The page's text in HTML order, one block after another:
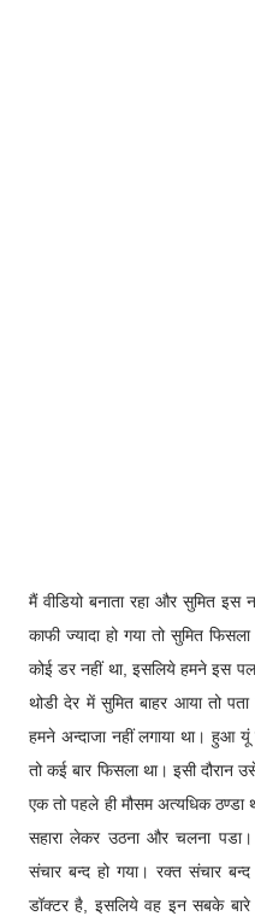
मैं वीडियो बनाता रहा और सुमित
काफी ज्यादा हो गया तो सुमित
कोई डर नहीं था, इसलिये हमने इस
थोडी देर में सुमित बाहर आया तो
हमने अन्दाजा नहीं लगाया था। हुआ
तो कई बार फिसला था। इसी दौरान
एक तो पहले ही मौसम अत्यधिक ठण्डा
सहारा लेकर उठना और चलना
संचार बन्द हो गया। रक्त संचार
डॉक्टर है, इसलिये वह इन सबके बारे